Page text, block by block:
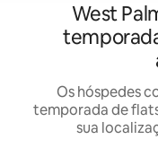
West
Os hóspedes
temporada de
sua